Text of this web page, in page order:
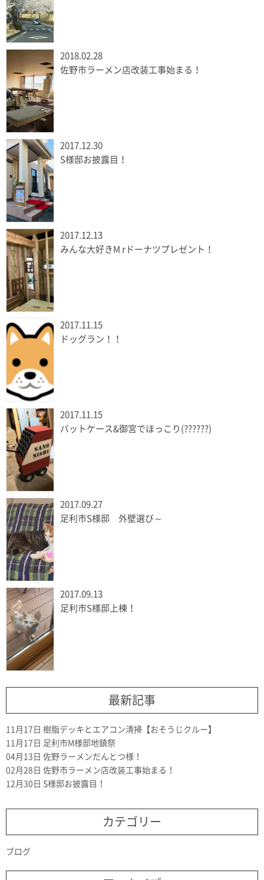
2018.02.28
佐野市ラーメン店改装工事始まる！
2017.12.30
S様邸お披露目！
2017.12.13
みんな大好きM rドーナツプレゼント！
2017.11.15
ドッグラン！！
2017.11.15
バットケース&御宮でほっこり(??????)
2017.09.27
足利市S様邸 外壁選び～
2017.09.13
足利市S様邸上棟！
最新記事
11月17日 樹脂デッキとエアコン清掃【おそうじクルー】
11月17日 足利市M様邸地鎮祭
04月13日 佐野ラーメンだんとつ様！
02月28日 佐野市ラーメン店改装工事始まる！
12月30日 S様邸お披露目！
カテゴリー
ブログ